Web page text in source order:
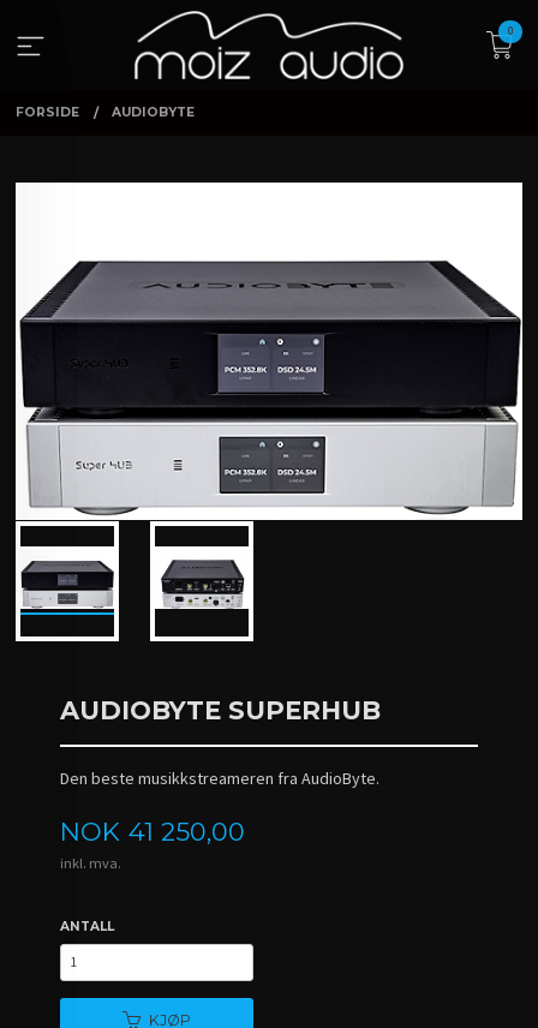
innholdet
0
FORSIDE AUDIOBYTE
AUDIOBYTE SUPERHUB
Den beste musikkstreameren fra AudioByte.
Pris
NOK 41 250,00
inkl. mva.
ANTALL
KJØP